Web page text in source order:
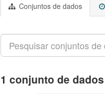
Conjuntos de dados
1 conjunto de